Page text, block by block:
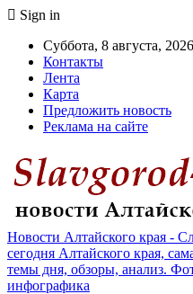
Sign in
Суббота, 8 августа, 2026
Контакты
Лента
Карта
Предложить новость
Реклама на сайте
Новости Алтайского края -
сегодня Алтайского края,
темы дня, обзоры, анализ.
инфографика